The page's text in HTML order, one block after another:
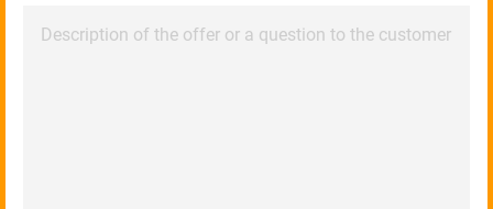
Description of the offer or a question to the customer